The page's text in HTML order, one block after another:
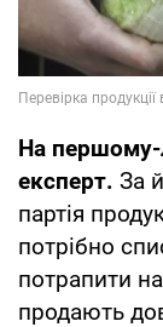
На першому-
експерт. За
партія
потрібно
потрапити
продають